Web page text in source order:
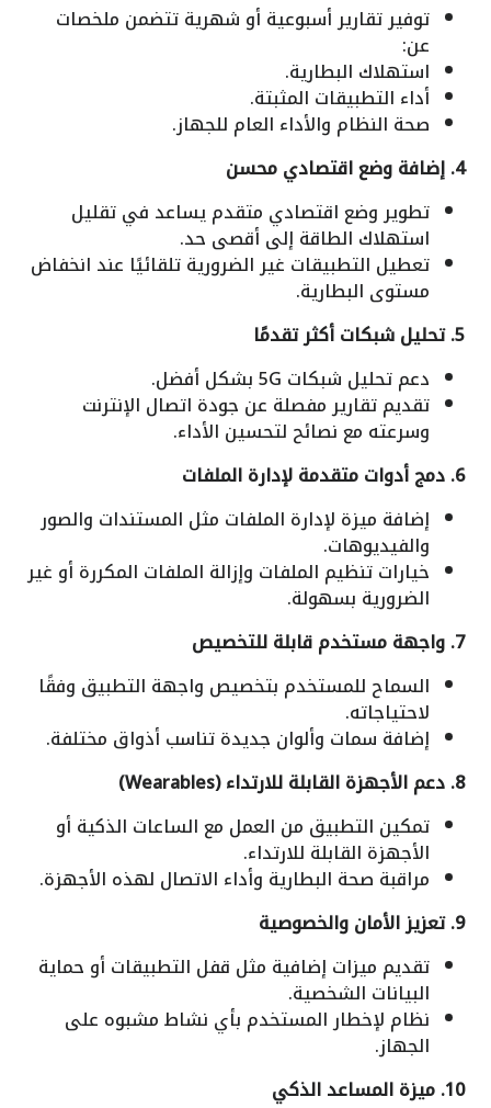
توفير تقارير أسبوعية أو شهرية تتضمن ملخصات
عن:
استهلاك البطارية.
أداء التطبيقات المثبتة.
صحة النظام والأداء العام للجهاز.
4. إضافة وضع اقتصادي محسن
تطوير وضع اقتصادي متقدم يساعد في تقليل
استهلاك الطاقة إلى أقصى حد.
تعطيل التطبيقات غير الضرورية تلقائيًا عند انخفاض
مستوى البطارية.
5. تحليل شبكات أكثر تقدمًا
دعم تحليل شبكات 5G بشكل أفضل.
تقديم تقارير مفصلة عن جودة اتصال الإنترنت
وسرعته مع نصائح لتحسين الأداء.
6. دمج أدوات متقدمة لإدارة الملفات
إضافة ميزة لإدارة الملفات مثل المستندات والصور
والفيديوهات.
خيارات تنظيم الملفات وإزالة الملفات المكررة أو غير
الضرورية بسهولة.
7. واجهة مستخدم قابلة للتخصيص
السماح للمستخدم بتخصيص واجهة التطبيق وفقًا
لاحتياجاته.
إضافة سمات وألوان جديدة تناسب أذواق مختلفة.
8. دعم الأجهزة القابلة للارتداء (Wearables)
تمكين التطبيق من العمل مع الساعات الذكية أو
الأجهزة القابلة للارتداء.
مراقبة صحة البطارية وأداء الاتصال لهذه الأجهزة.
9. تعزيز الأمان والخصوصية
تقديم ميزات إضافية مثل قفل التطبيقات أو حماية
البيانات الشخصية.
نظام لإخطار المستخدم بأي نشاط مشبوه على
الجهاز.
10. ميزة المساعد الذكي